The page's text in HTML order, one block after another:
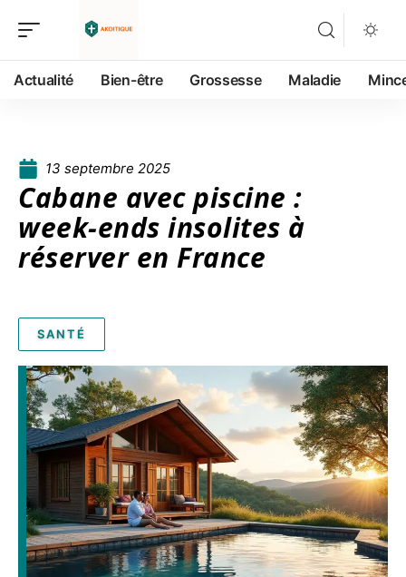
Actualité Bien-être Grossesse Maladie
13 septembre 2025
Cabane avec piscine :
week-ends insolites à
réserver en France
SANTÉ